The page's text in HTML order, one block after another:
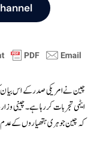
چین نے امریکی صدر کے اس بیان
ایٹمی تجربات کر رہا ہے۔ چینی
کہ چین جوہری ہتھیاروں کے عدم